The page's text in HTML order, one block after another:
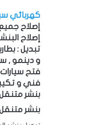
كهربائي
إصلاح
إصلاح
تبديل :
و دينمو ,
فتح
فني و
بنشر
بنشر